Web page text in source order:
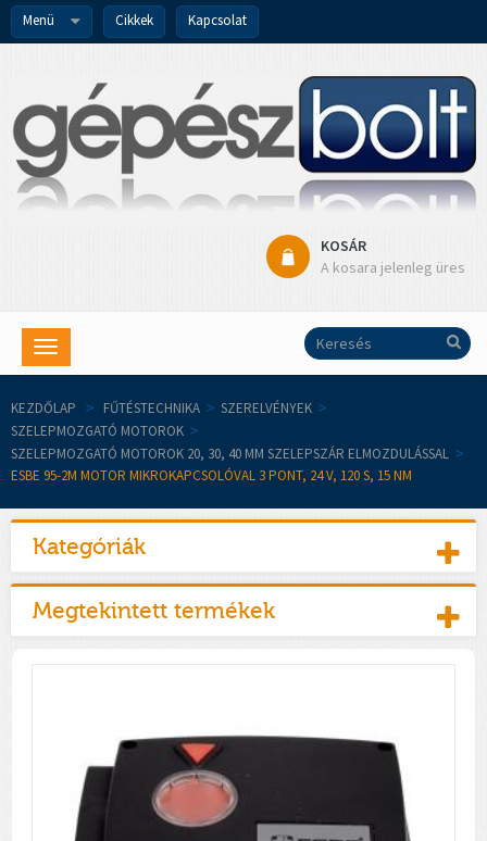
Menü Cikkek Kapcsolat
KOSÁR
A kosara jelenleg üres
Toggle
navigation
KEZDŐLAP > FŰTÉSTECHNIKA > SZERELVÉNYEK >
SZELEPMOZGATÓ MOTOROK >
SZELEPMOZGATÓ MOTOROK 20, 30, 40 MM SZELEPSZÁR ELMOZDULÁSSAL >
ESBE 95-2M MOTOR MIKROKAPCSOLÓVAL 3 PONT, 24 V, 120 S, 15 NM
Kategóriák
Megtekintett termékek